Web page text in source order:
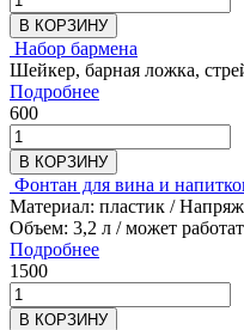
В КОРЗИНУ
Набор бармена
Шейкер, барная ложка,
Подробнее
600
В КОРЗИНУ
Фонтан для вина и
Материал: пластик /
Объем: 3,2 л / может
Подробнее
1500
В КОРЗИНУ